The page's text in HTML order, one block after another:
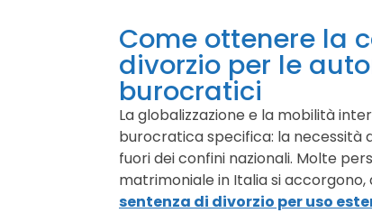
Come ottenere la
divorzio per le
burocratici
La globalizzazione e la mobilità
burocratica specifica: la necessità
fuori dei confini nazionali. Molte
matrimoniale in Italia si
sentenza di divorzio per uso